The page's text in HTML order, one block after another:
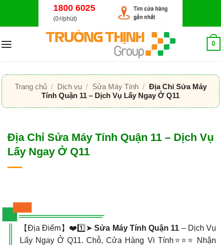
dung
1800 6025
(0₫/phút)
0
Trang chủ / Dịch vụ / Sửa Máy Tính / Địa Chỉ Sửa Máy
Tính Quận 11 – Dịch Vụ Lấy Ngay Ở Q11
Địa Chỉ Sửa Máy Tính Quận 11 – Dịch Vụ
Lấy Ngay Ở Q11
【Địa Điểm】❤️1️⃣➤Sửa Máy Tính Quận 11 – Dịch Vụ
Lấy Ngay Ở Q11. Chỗ, Cửa Hàng Vi Tính⭐⭐⭐ Nhận